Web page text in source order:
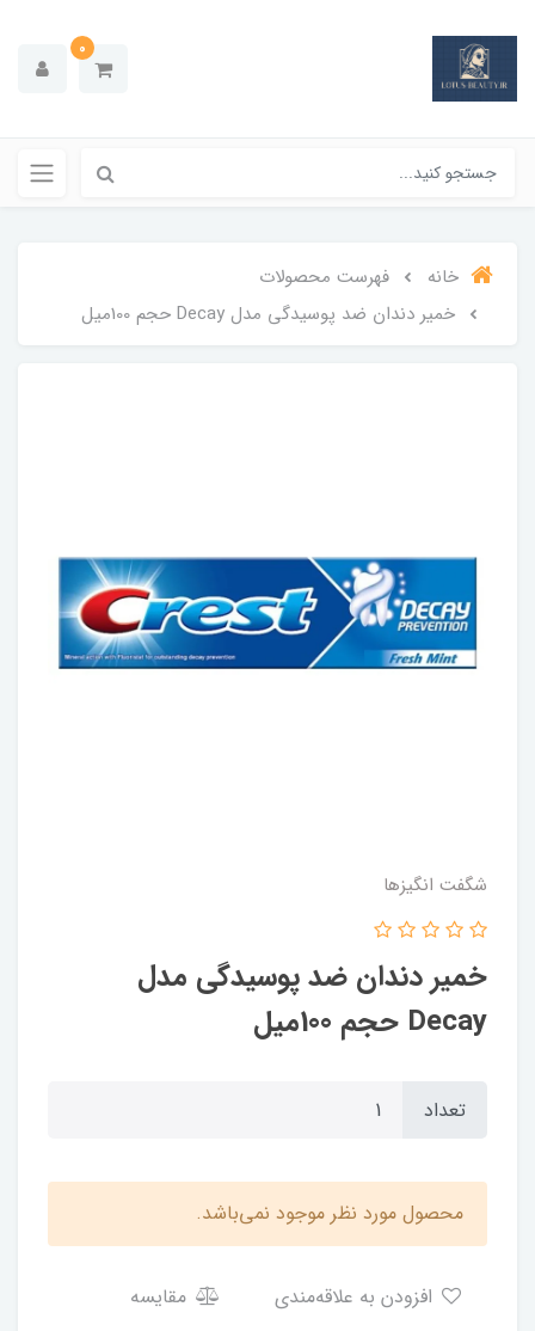
0
خانه
فهرست محصولات
خمیر دندان ضد پوسیدگی مدل Decay حجم 100میل
شگفت انگيزها
خمیر دندان ضد پوسیدگی مدل
Decay حجم 100میل
تعداد
محصول مورد نظر موجود نمی‌باشد.
مقایسه